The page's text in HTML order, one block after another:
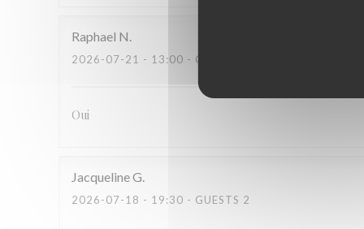
Raphael N
2026-07-21 - 13:00 - GUESTS 2
Oui
JacquelineG
2026-07-18 - 19:30 - GUESTS 2